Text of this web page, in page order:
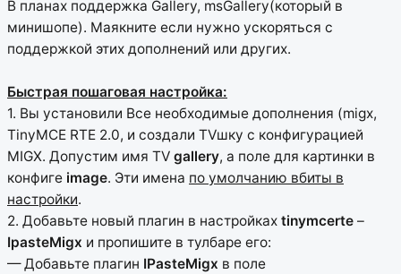
В планах поддержка Gallery, msGallery(который в
минишопе). Маякните если нужно ускоряться с
поддержкой этих дополнений или других.
Быстрая пошаговая настройка:
1. Вы установили Все необходимые дополнения (migx,
TinyMCE RTE 2.0, и создали TVшку с конфигурацией
MIGX. Допустим имя TV gallery, а поле для картинки в
конфиге image. Эти имена по умолчанию вбиты в
настройки.
2. Добавьте новый плагин в настройках tinymcerte –
IpasteMigx и пропишите в тулбаре его:
— Добавьте плагин IPasteMigx в поле